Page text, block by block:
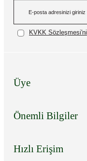
KVKK Sözleşmesi'ni
Üye
Önemli Bilgiler
Hızlı Erişim